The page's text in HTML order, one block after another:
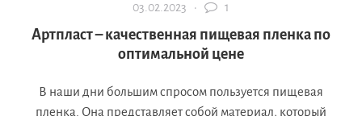
03.02.2023 · 1
Артпласт – качественная пищевая пленка по
оптимальной цене
В наши дни большим спросом пользуется пищевая
пленка. Она представляет собой материал, который